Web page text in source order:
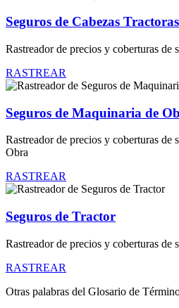
Seguros de Cabezas Tractoras
Rastreador de precios y coberturas de
RASTREAR
Seguros de Maquinaria de
Rastreador de precios y coberturas de
Obra
RASTREAR
Seguros de Tractor
Rastreador de precios y coberturas de
RASTREAR
Otras palabras del Glosario de